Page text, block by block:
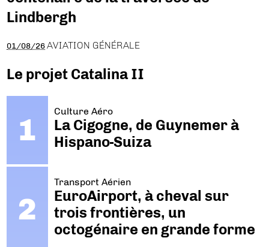
Lindbergh
01/08/26 AVIATION GÉNÉRALE
Le projet Catalina II
Culture Aéro
La Cigogne, de Guynemer à
Hispano-Suiza
Transport Aérien
EuroAirport, à cheval sur
trois frontières, un
octogénaire en grande forme